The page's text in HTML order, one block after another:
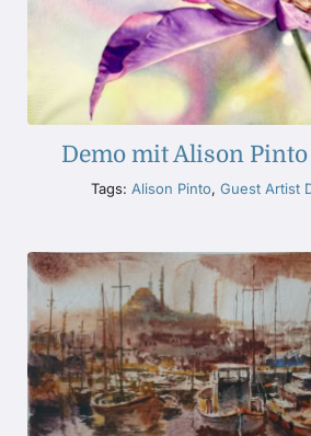
Demo mit Alison
Tags: Alison Pinto, Guest Artist